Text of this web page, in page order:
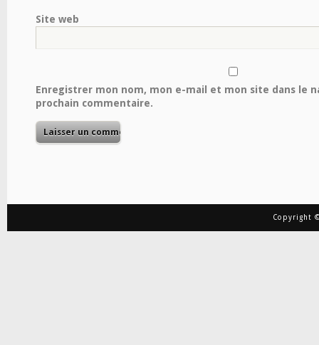
Site web
Enregistrer mon nom, mon e-mail et mon site dans le
prochain commentaire.
Copyright